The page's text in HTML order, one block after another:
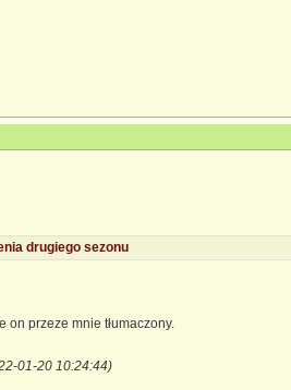
drugiego sezonu
przeze mnie tłumaczony.
01-20 10:24:44)